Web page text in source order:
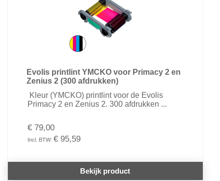
Evolis printlint YMCKO voor Primacy 2 en
Zenius 2 (300 afdrukken)
Kleur (YMCKO) printlint voor de Evolis
Primacy 2 en Zenius 2. 300 afdrukken ...
€ 79,00
€ 95,59
Bekijk product